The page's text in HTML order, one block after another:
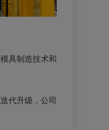
具制造技术和
代升级，公司